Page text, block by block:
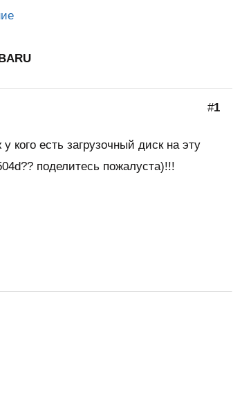
#1
кого есть загрузочный диск на эту
поделитесь пожалуста)!!!